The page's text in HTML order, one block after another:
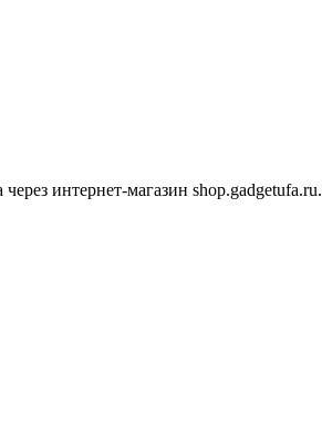
интернет-магазин shop.gadgetufa.ru.